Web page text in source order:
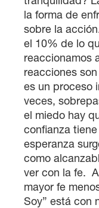
la forma de
sobre la
el 10% de lo
reaccionamos
reacciones
es un proceso
veces,
el miedo hay
confianza
esperanza
como
ver con la fe.
mayor fe
Soy” está con